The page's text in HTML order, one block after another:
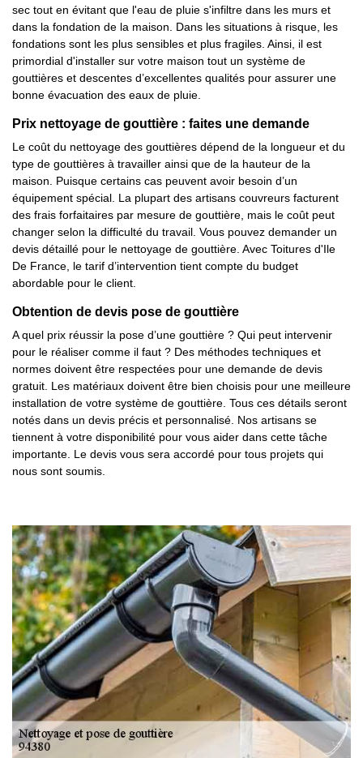
sec tout en évitant que l'eau de pluie s'infiltre dans les murs et
dans la fondation de la maison. Dans les situations à risque, les
fondations sont les plus sensibles et plus fragiles. Ainsi, il est
primordial d'installer sur votre maison tout un système de
gouttières et descentes d’excellentes qualités pour assurer une
bonne évacuation des eaux de pluie.
Prix nettoyage de gouttière : faites une demande
Le coût du nettoyage des gouttières dépend de la longueur et du
type de gouttières à travailler ainsi que de la hauteur de la
maison. Puisque certains cas peuvent avoir besoin d’un
équipement spécial. La plupart des artisans couvreurs facturent
des frais forfaitaires par mesure de gouttière, mais le coût peut
changer selon la difficulté du travail. Vous pouvez demander un
devis détaillé pour le nettoyage de gouttière. Avec Toitures d'Ile
De France, le tarif d’intervention tient compte du budget
abordable pour le client.
Obtention de devis pose de gouttière
A quel prix réussir la pose d’une gouttière ? Qui peut intervenir
pour le réaliser comme il faut ? Des méthodes techniques et
normes doivent être respectées pour une demande de devis
gratuit. Les matériaux doivent être bien choisis pour une meilleure
installation de votre système de gouttière. Tous ces détails seront
notés dans un devis précis et personnalisé. Nos artisans se
tiennent à votre disponibilité pour vous aider dans cette tâche
importante. Le devis vous sera accordé pour tous projets qui
nous sont soumis.